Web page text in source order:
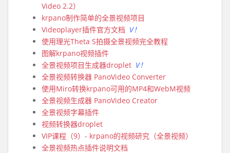
Video 2.2）
krpano制作简单的全景视频项目
Videoplayer插件官方文档 V！
使用理光Theta S拍摄全景视频完全教程
图解krpano视频插件
全景视频项目生成器droplet V！
全景视频转换器 PanoVideo Converter
使用Miro转换krpano可用的MP4和WebM视频
全景视频生成器 PanoVideo Creator
全景视频字幕插件
视频转换器droplet
VIP课程（9）- krpano的视频研究（全景视频）
全景视频热点插件说明文档